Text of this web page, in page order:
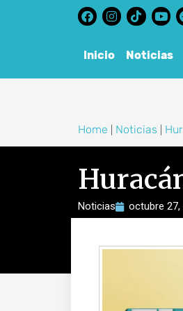
Inicio Noticias
Home Noticias
Noticias octubre 27,